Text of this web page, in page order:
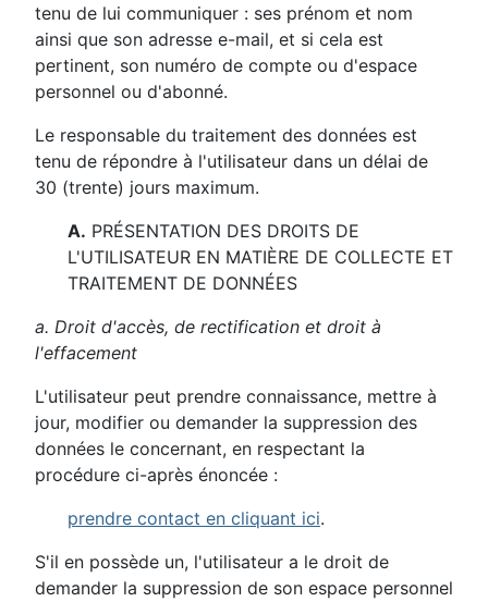
tenu de lui communiquer : ses prénom et nom
ainsi que son adresse e-mail, et si cela est
pertinent, son numéro de compte ou d'espace
personnel ou d'abonné.
Le responsable du traitement des données est
tenu de répondre à l'utilisateur dans un délai de
30 (trente) jours maximum.
A. PRÉSENTATION DES DROITS DE
L'UTILISATEUR EN MATIÈRE DE COLLECTE ET
TRAITEMENT DE DONNÉES
a. Droit d'accès, de rectification et droit à
l'effacement
L'utilisateur peut prendre connaissance, mettre à
jour, modifier ou demander la suppression des
données le concernant, en respectant la
procédure ci-après énoncée :
prendre contact en cliquant ici.
S'il en possède un, l'utilisateur a le droit de
demander la suppression de son espace personnel